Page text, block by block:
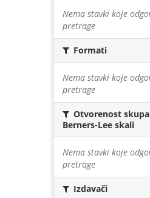
Nema stavki koje
pretrage
Formati
Nema stavki koje
pretrage
Otvorenost
Berners-Lee skali
Nema stavki koje
pretrage
Izdavači